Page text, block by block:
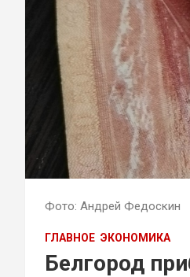
Фото: Андрей Федоскин
ГЛАВНОЕ ЭКОНОМИКА
Белгород